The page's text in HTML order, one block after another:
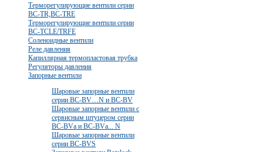
Терморегулирующие вентили серии
BC-TR,BC-TRE
Терморегулирующие вентили серии
BC-TCLE/TRFE
Соленоидные вентили
Реле давления
Капиллярная термопластовая трубка
Регуляторы давления
Запорные вентили
Шаровые запорные вентили
серии BC-BV…N и BC-BV
Шаровые запорные вентили с
сервисным штуцером серии
BC-BVа и BC-BVа... N
Шаровые запорные вентили
серии BC-BVS